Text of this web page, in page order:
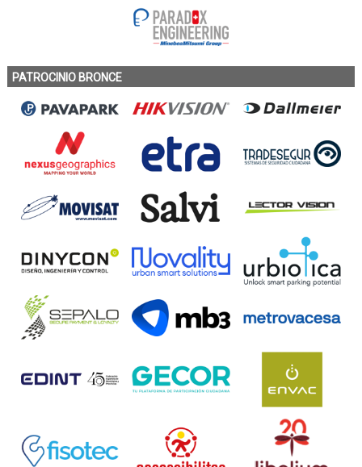
PATROCINIO BRONCE